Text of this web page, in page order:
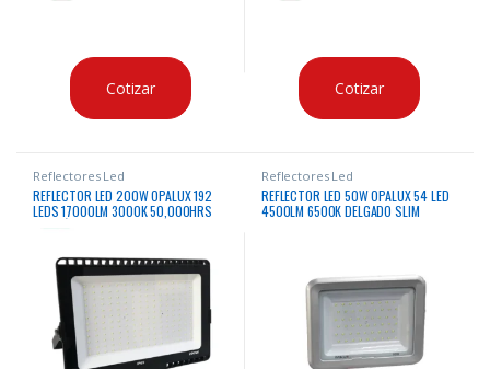
Cotizar Cotizar
Reflectores Led
REFLECTOR LED 200W OPALUX 192
LEDS 17000LM 3000K 50,000HRS
Reflectores Led
REFLECTOR LED 50W OPALUX 54 LED
4500LM 6500K DELGADO SLIM